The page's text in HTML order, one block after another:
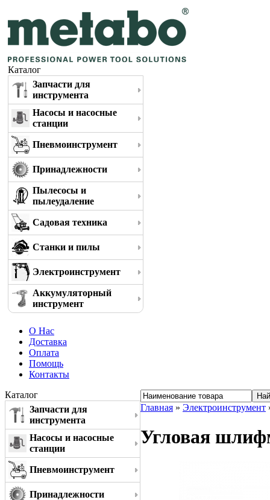
Каталог
Запчасти для
инструмента
Насосы и насосные
станции
Пневмоинструмент
Принадлежности
Пылесосы и
пылеудаление
Садовая техника
Станки и пилы
Электроинструмент
Аккумуляторный
инструмент
О Нас
Доставка
Оплата
Помощь
Контакты
Каталог
Запчасти для
инструмента
Насосы и насосные
станции
Пневмоинструмент
Принадлежности
Главная » Электроинструмент
Угловая